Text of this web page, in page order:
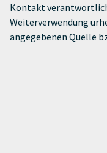
Kontakt
Weiterverwendung
angegebenen Quelle